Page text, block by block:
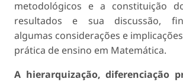
metodológicos e a constituição
resultados e sua discussão,
algumas considerações e
prática de ensino em Matemática.
A hierarquização, diferenciação